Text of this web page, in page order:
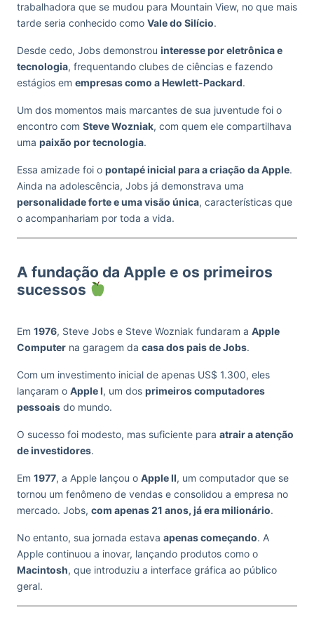
trabalhadora que se mudou para Mountain View, no que mais
tarde seria conhecido como Vale do Silício.
Desde cedo, Jobs demonstrou interesse por eletrônica e
tecnologia, frequentando clubes de ciências e fazendo
estágios em empresas como a Hewlett-Packard.
Um dos momentos mais marcantes de sua juventude foi o
encontro com Steve Wozniak, com quem ele compartilhava
uma paixão por tecnologia.
Essa amizade foi o pontapé inicial para a criação da Apple.
Ainda na adolescência, Jobs já demonstrava uma
personalidade forte e uma visão única, características que
o acompanhariam por toda a vida.
A fundação da Apple e os primeiros
sucessos
Em 1976, Steve Jobs e Steve Wozniak fundaram a Apple
Computer na garagem da casa dos pais de Jobs.
Com um investimento inicial de apenas US$ 1.300, eles
lançaram o Apple I, um dos primeiros computadores
pessoais do mundo.
O sucesso foi modesto, mas suficiente para atrair a atenção
de investidores.
Em 1977, a Apple lançou o Apple II, um computador que se
tornou um fenômeno de vendas e consolidou a empresa no
mercado. Jobs, com apenas 21 anos, já era milionário.
No entanto, sua jornada estava apenas começando. A
Apple continuou a inovar, lançando produtos como o
Macintosh, que introduziu a interface gráfica ao público
geral.